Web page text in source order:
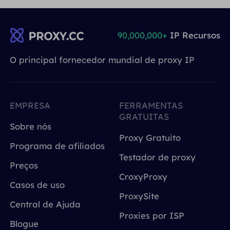
O principal fornecedor mundial de proxy IP
90,000,000+ IP Recursos
EMPRESA
Sobre nós
Programa de afiliados
Preços
Casos de uso
Central de Ajuda
Blogue
FERRAMENTAS
GRATUITAS
Proxy Gratuito
Testador de proxy
CroxyProxy
ProxySite
Proxies por ISP